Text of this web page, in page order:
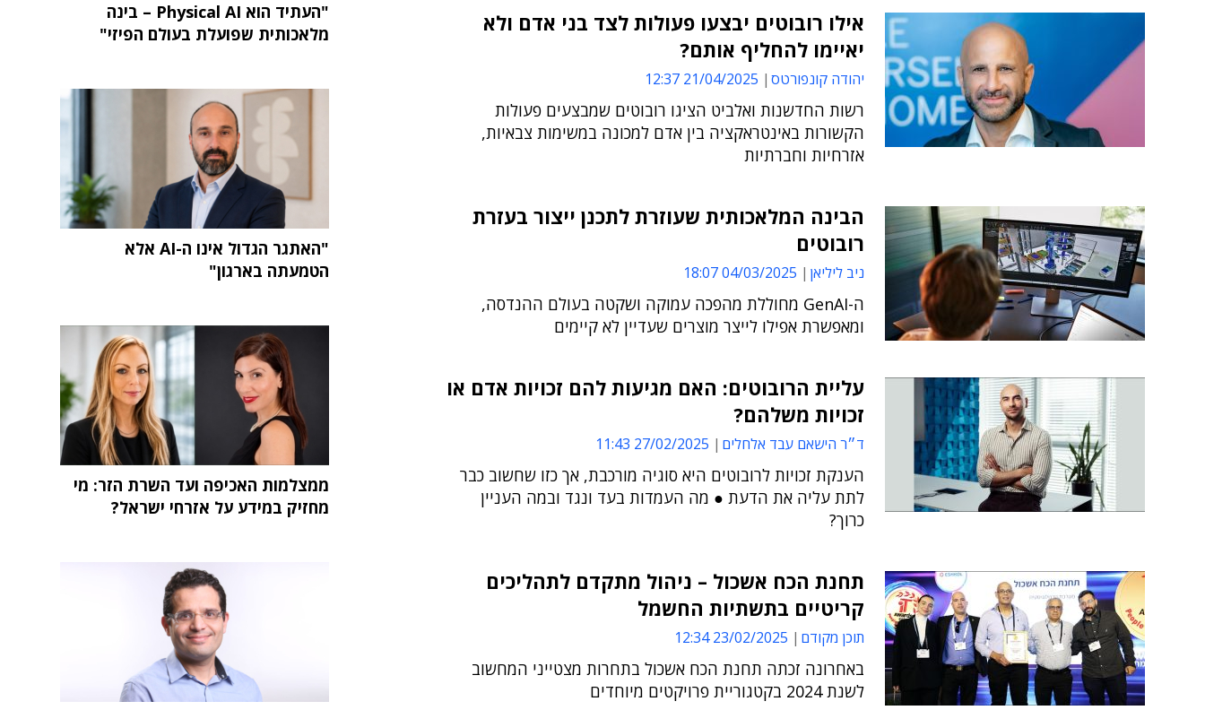
אילו רובוטים יבצעו פעולות לצד בני אדם ולא
יאיימו להחליף אותם?
יהודה קונפורטס 21/04/2025 12:37
רשות החדשנות ואלביט הציגו רובוטים שמבצעים פעולות
הקשורות באינטראקציה בין אדם למכונה במשימות צבאיות,
אזרחיות וחברתיות
הבינה המלאכותית שעוזרת לתכנן ייצור בעזרת
רובוטים
ניב ליליאן 04/03/2025 18:07
ה-GenAI מחוללת מהפכה עמוקה ושקטה בעולם ההנדסה,
ומאפשרת אפילו לייצר מוצרים שעדיין לא קיימים
עליית הרובוטים: האם מגיעות להם זכויות אדם או
זכויות משלהם?
ד״ר הישאם עבד אלחלים 27/02/2025 11:43
הענקת זכויות לרובוטים היא סוגיה מורכבת, אך כזו שחשוב כבר
לתת עליה את הדעת ● מה העמדות בעד ונגד ובמה העניין
כרוך?
תחנת הכח אשכול – ניהול מתקדם לתהליכים
קריטיים בתשתיות החשמל
תוכן מקודם 23/02/2025 12:34
באחרונה זכתה תחנת הכח אשכול בתחרות מצטייני המחשוב
לשנת 2024 בקטגוריית פרויקטים מיוחדים
"העתיד הוא Physical AI – בינה
מלאכותית שפועלת בעולם הפיזי"
"האתגר הגדול אינו ה-AI אלא
הטמעתה בארגון"
ממצלמות האכיפה ועד השרת הזר: מי
מחזיק במידע על אזרחי ישראל?